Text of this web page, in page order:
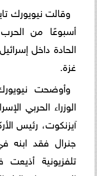
أسبوعًا من
الحادة داخل
غزة.
وأوضحت
الوزراء الحربي
آيزنكوت، رئيس
جنرال فقد ابنه
تلفزيونية